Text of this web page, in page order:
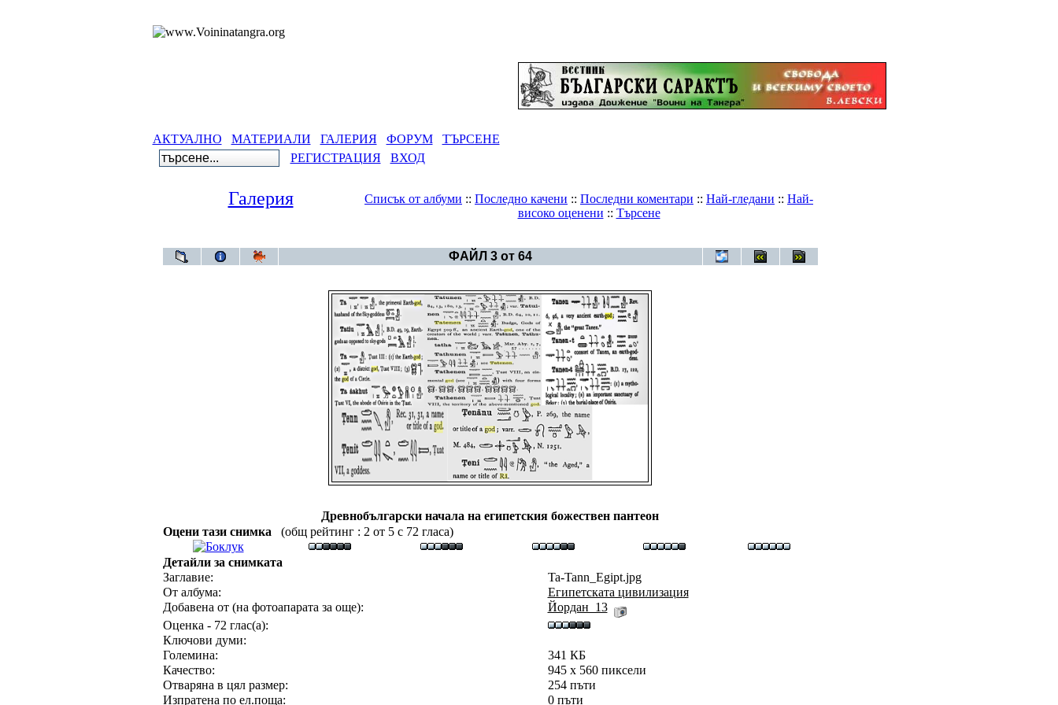
АКТУАЛНО МАТЕРИАЛИ ГАЛЕРИЯ ФОРУМ
ТЪРСЕНЕ
РЕГИСТРАЦИЯ
ВХОД
Галерия Списък от албуми :: Последно качени :: Последни коментари :: Най-гледани :: Най-
високо оценени :: Търсене
ФАЙЛ 3 от 64
Древнобългарски начала на египетския божествен пантеон
Оцени тази снимка
(общ рейтинг : 2 от 5 с 72 гласа)
Детайли за снимката
Заглавие:
Ta-Tann_Egipt.jpg
От албума:
Египетската цивилизация
Добавена от (на фотоапарата за още):
Йордан_13
Оценка - 72 глас(а):
Ключови думи:
Големина:
341 КБ
Качество:
945 x 560 пиксели
Отваряна в цял размер:
254 пъти
Изпратена по ел.поща:
0 пъти